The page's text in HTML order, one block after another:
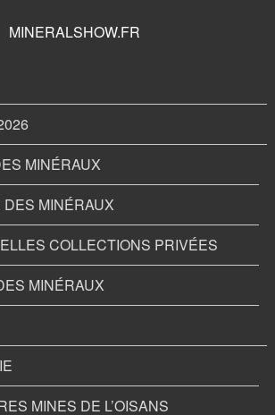
MINERALSHOW.FR
MINÉRAUX
MINÉRAUX
COLLECTIONS PRIVÉES
MINÉRAUX
MINES DE L’OISANS